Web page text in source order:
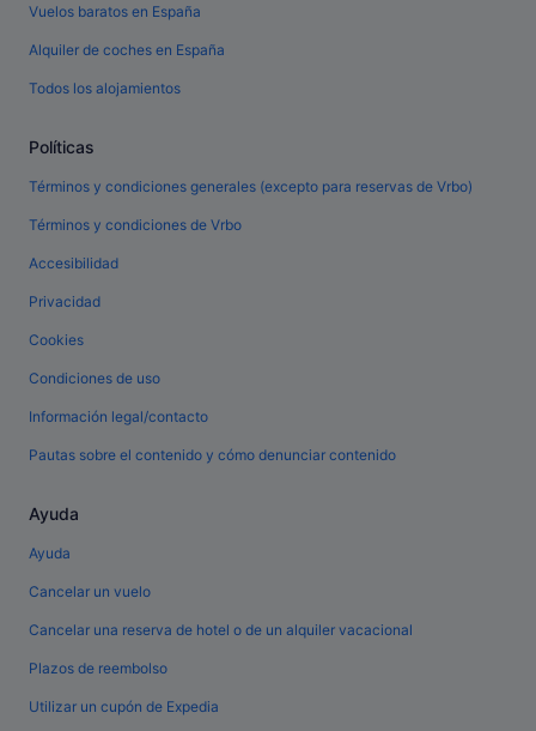
Vuelos baratos en España
Alquiler de coches en España
Todos los alojamientos
Políticas
Términos y condiciones generales (excepto para reservas de Vrbo)
Términos y condiciones de Vrbo
Accesibilidad
Privacidad
Cookies
Condiciones de uso
Información legal/contacto
Pautas sobre el contenido y cómo denunciar contenido
Ayuda
Ayuda
Cancelar un vuelo
Cancelar una reserva de hotel o de un alquiler vacacional
Plazos de reembolso
Utilizar un cupón de Expedia